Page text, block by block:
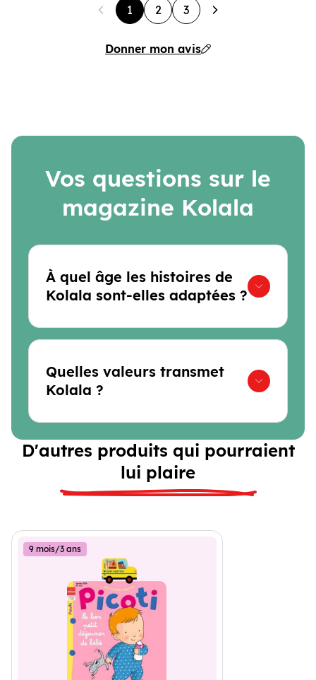
1 2 3
Donner mon avis
Vos questions sur le
magazine Kolala
À quel âge les histoires de
Kolala sont-elles adaptées ?
Quelles valeurs transmet
Kolala ?
D'autres produits qui pourraient
lui plaire
9 mois/3 ans